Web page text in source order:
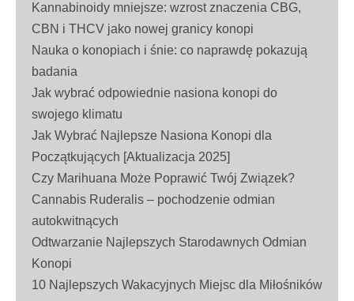
Kannabinoidy mniejsze: wzrost znaczenia CBG,
CBN i THCV jako nowej granicy konopi
Nauka o konopiach i śnie: co naprawdę pokazują
badania
Jak wybrać odpowiednie nasiona konopi do
swojego klimatu
Jak Wybrać Najlepsze Nasiona Konopi dla
Początkujących [Aktualizacja 2025]
Czy Marihuana Może Poprawić Twój Związek?
Cannabis Ruderalis – pochodzenie odmian
autokwitnących
Odtwarzanie Najlepszych Starodawnych Odmian
Konopi
10 Najlepszych Wakacyjnych Miejsc dla Miłośników